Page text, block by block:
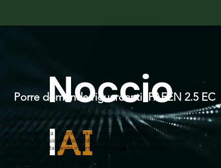
Noccio
lAI
Porre domande riguardanti IPAFEN 2.5 EC
AVVERTENZA
L'utilizzo di questo strumento, basato su un servizio esterno di
intelligenza artificiale, NON esula l'utilizzatore dal leggere
attentamente tutta la necessaria documentazione prima dell'utilizzo
di un prodotto. Il sistema potrebbe, in alcuni casi, fornire informazioni
parzialmente o totalmente incorrette. Non inserire informazioni
Si applicano i Termini e Condizioni del sito.